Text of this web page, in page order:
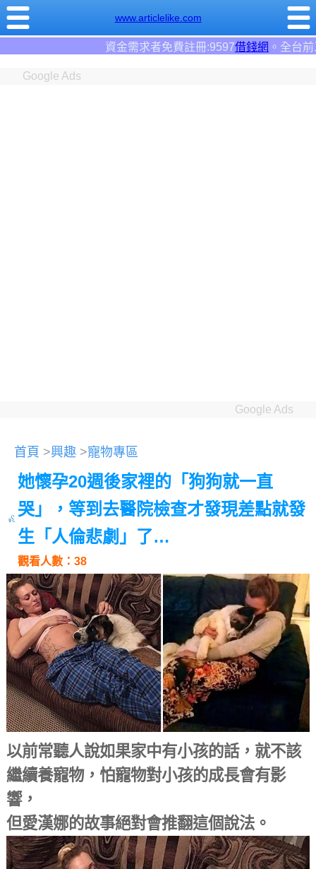
www.articlelike.com
借錢網。全台前三大借錢網站！
Google Ads
Google Ads
首頁 >興趣 >寵物專區
她懷孕20週後家裡的「狗狗就一直
哭」，等到去醫院檢查才發現差點就發
生「人倫悲劇」了…
觀看人數：38
以前常聽人說如果家中有小孩的話，就不該
繼續養寵物，怕寵物對小孩的成長會有影
響，
但愛漢娜的故事絕對會推翻這個說法。